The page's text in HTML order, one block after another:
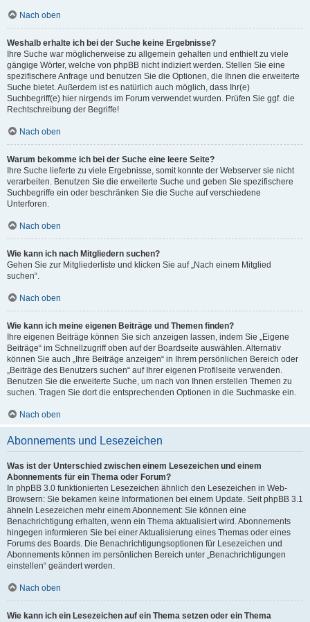
Nach oben
Weshalb erhalte ich bei der Suche keine Ergebnisse?
Ihre Suche war möglicherweise zu allgemein gehalten und enthielt zu viele
gängige Wörter, welche von phpBB nicht indiziert werden. Stellen Sie eine
spezifischere Anfrage und benutzen Sie die Optionen, die Ihnen die erweiterte
Suche bietet. Außerdem ist es natürlich auch möglich, dass Ihr(e)
Suchbegriff(e) hier nirgends im Forum verwendet wurden. Prüfen Sie ggf. die
Rechtschreibung der Begriffe!
Nach oben
Warum bekomme ich bei der Suche eine leere Seite?
Ihre Suche lieferte zu viele Ergebnisse, somit konnte der Webserver sie nicht
verarbeiten. Benutzen Sie die erweiterte Suche und geben Sie spezifischere
Suchbegriffe ein oder beschränken Sie die Suche auf verschiedene
Unterforen.
Nach oben
Wie kann ich nach Mitgliedern suchen?
Gehen Sie zur Mitgliederliste und klicken Sie auf „Nach einem Mitglied
suchen“.
Nach oben
Wie kann ich meine eigenen Beiträge und Themen finden?
Ihre eigenen Beiträge können Sie sich anzeigen lassen, indem Sie „Eigene
Beiträge“ im Schnellzugriff oben auf der Boardseite auswählen. Alternativ
können Sie auch „Ihre Beiträge anzeigen“ in Ihrem persönlichen Bereich oder
„Beiträge des Benutzers suchen“ auf Ihrer eigenen Profilseite verwenden.
Benutzen Sie die erweiterte Suche, um nach von Ihnen erstellen Themen zu
suchen. Tragen Sie dort die entsprechenden Optionen in die Suchmaske ein.
Nach oben
Abonnements und Lesezeichen
Was ist der Unterschied zwischen einem Lesezeichen und einem
Abonnements für ein Thema oder Forum?
In phpBB 3.0 funktionierten Lesezeichen ähnlich den Lesezeichen in Web-
Browsern: Sie bekamen keine Informationen bei einem Update. Seit phpBB 3.1
ähneln Lesezeichen mehr einem Abonnement: Sie können eine
Benachrichtigung erhalten, wenn ein Thema aktualisiert wird. Abonnements
hingegen informieren Sie bei einer Aktualisierung eines Themas oder eines
Forums des Boards. Die Benachrichtigungsoptionen für Lesezeichen und
Abonnements können im persönlichen Bereich unter „Benachrichtigungen
einstellen“ geändert werden.
Nach oben
Wie kann ich ein Lesezeichen auf ein Thema setzen oder ein Thema